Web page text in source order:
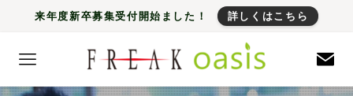
来年度新卒募集受付開始ました！ 詳しくはこちら